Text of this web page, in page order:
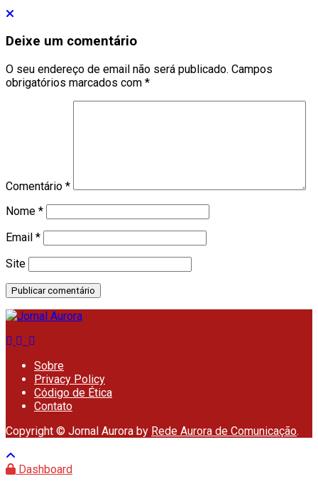
Deixe um comentário
O seu endereço de email não será publicado. Campos
obrigatórios marcados com *
Comentário *
Nome *
Email *
Site
Sobre
Privacy Policy
Código de Ética
Contato
Copyright © Jornal Aurora by Rede Aurora de Comunicação.
Dashboard